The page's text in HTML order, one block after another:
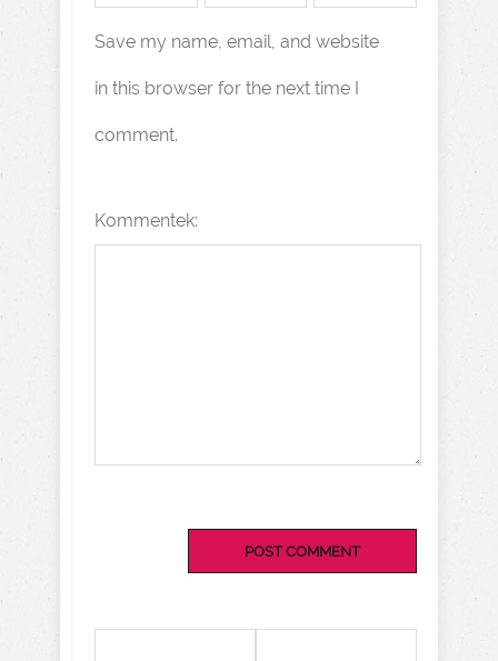
Save my name, email, and website
in this browser for the next time I
comment.
Kommentek: